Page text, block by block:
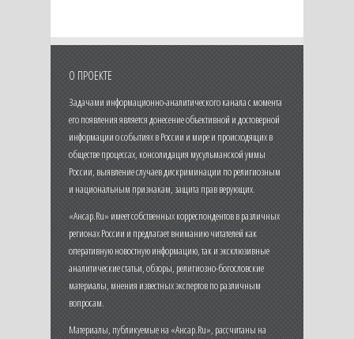
О ПРОЕКТЕ
Задачами информационно-аналитического канала с момента
его появления является донесение объективной и достоверной
информации о событиях в России и мире и происходящих в
обществе процессах, консолидация мусульманской уммы
России, выявление случаев дискриминации по религиозным
и национальным признакам, защита прав верующих.
«Ансар.Ru» имеет собственных корреспондентов в различных
регионах России и предлагает вниманию читателей как
оперативную новостную информацию, так и эксклюзивные
аналитические статьи, обзоры, религиозно-богословские
материалы, мнения известных экспертов по различным
вопросам.
Материалы, публикуемые на «Ансар.Ru», рассчитаны на